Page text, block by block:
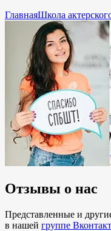
ГлавнаяШкола
Отзывы о нас
Представленные и
в нашей группе